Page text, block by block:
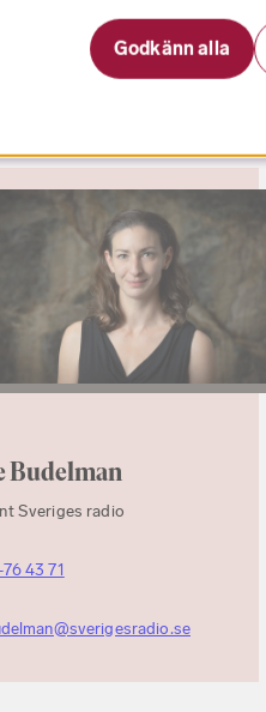
Budelman
Sveriges radio
43 71
Godkänn alla